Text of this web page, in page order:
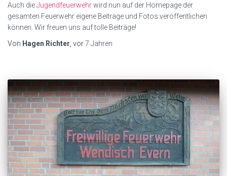
Auch dieJugendfeuerwehrwird nun auf der Homepage der
gesamten Feuerwehr eigene Beiträge und Fotos veröffentlichen
können. Wir freuen uns auf tolle Beiträge!
Von Hagen Richter , vor7 Jahren